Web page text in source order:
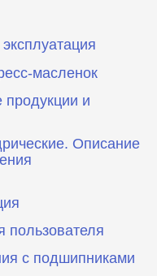
и
Описание
пользователя
с подшипниками